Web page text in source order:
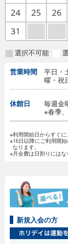
24
25 26
31
選択不可能
営業時間
平日・
曜・祝
休館日
毎週金
※春季
※利用開始日からすぐに
※16日以降にご利用開
なります。
※月会費は日割りにはな
新規入会の方